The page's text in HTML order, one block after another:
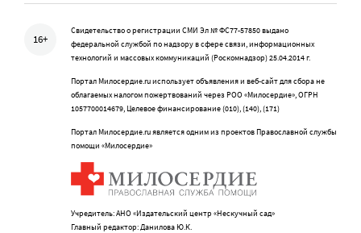
16+
Свидетельство о регистрации СМИ Эл № ФС77-57850 выдано
федеральной службой по надзору в сфере связи, информационных
технологий и массовых коммуникаций (Роскомнадзор) 25.04.2014 г.
Портал Милосердие.ru использует объявления и веб-сайт для сбора не
облагаемых налогом пожертвований через РОО «Милосердие», ОГРН
1057700014679, Целевое финансирование (010), (140), (171)
Портал Милосердие.ru является одним из проектов Православной службы
помощи «Милосердие»
Учредитель: АНО «Издательский центр «Нескучный сад»
Главный редактор: Данилова Ю.К.